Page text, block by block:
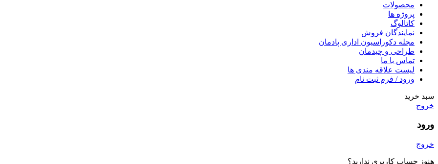
محصولات
پروژه ها
کاتالوگ
نمایندگان فروش
مجله دکوراسیون اداری پادمان
طراحی و چیدمان
تماس با ما
لیست علاقه مندی ها
ورود / فرم ثبت نام
سبد خرید
خروج
ورود
خروج
هنوز حساب کاربری ندارید؟